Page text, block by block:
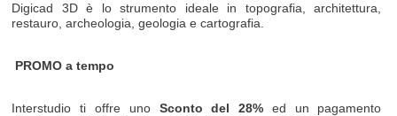
Digicad 3D è lo strumento ideale in topografia, architettura,
restauro, archeologia, geologia e cartografia.
PROMO a tempo
Interstudio ti offre uno Sconto del 28% ed un pagamento